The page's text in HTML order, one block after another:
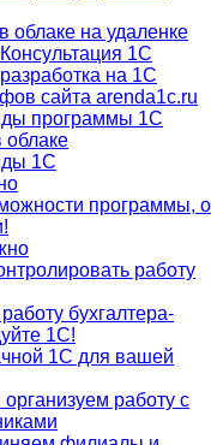
облаке на удаленке
1С
на 1С
сайта arenda1c.ru
программы 1С
облаке
1С
программы, о
работу
бухгалтера-
1С!
1С для вашей
работу с